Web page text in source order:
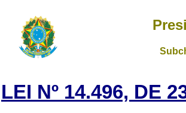
LEI Nº 14.496, DE